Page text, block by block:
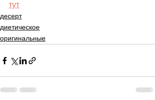
тут
десерт
диетическое
оригинальные